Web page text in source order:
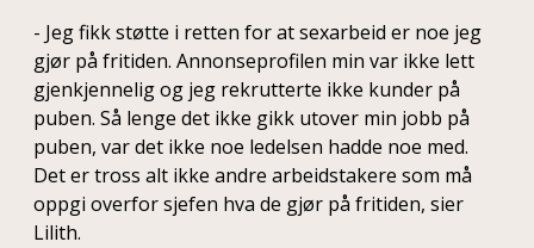
- Jeg fikk støtte i retten for at sexarbeid er noe jeg
gjør på fritiden. Annonseprofilen min var ikke lett
gjenkjennelig og jeg rekrutterte ikke kunder på
puben. Så lenge det ikke gikk utover min jobb på
puben, var det ikke noe ledelsen hadde noe med.
Det er tross alt ikke andre arbeidstakere som må
oppgi overfor sjefen hva de gjør på fritiden, sier
Lilith.